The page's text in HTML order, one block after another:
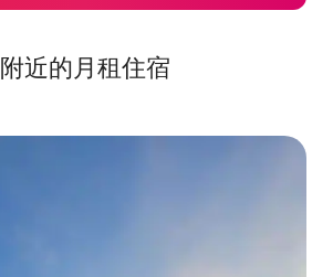
附近的月租住宿